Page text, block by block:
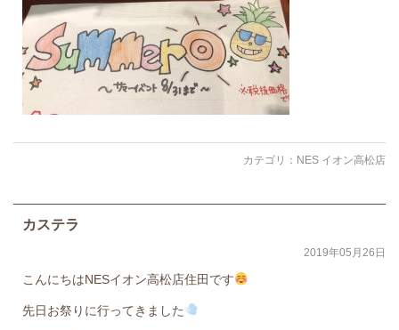
カテゴリ： NES イオン高松店
カステラ
2019年05月26日
こんにちはNESイオン高松店住田です
先日お祭りに行ってきました